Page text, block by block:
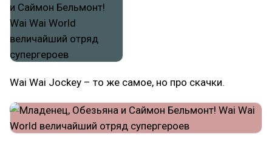
Wai Wai Jockey – то же самое, но про скачки.